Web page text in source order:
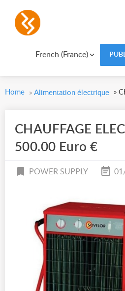
French (France)
Home » Alimentation électrique »
CHAUFFAGE
500.00 Euro €
POWER SUPPLY